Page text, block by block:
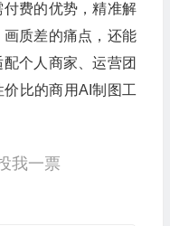
费的优势，精准解
质差的痛点，还能
个人商家、运营团
价比的商用AI制图工
我一票